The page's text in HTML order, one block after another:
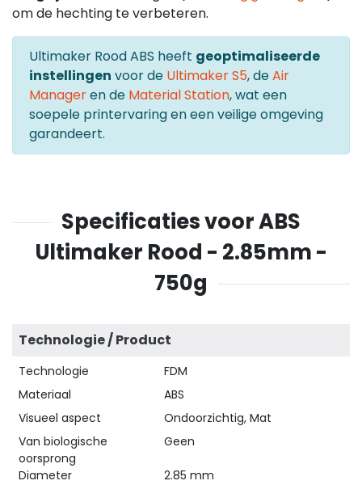
om de hechting te verbeteren.
Ultimaker Rood ABS heeft geoptimaliseerde
instellingen voor de Ultimaker S5, deAir
Manageren de Material Station, wat een
soepele printervaring en een veilige omgeving
garandeert.
Specificaties voor ABS
Ultimaker Rood - 2.85mm -
750g
Technologie / Product
Technologie
FDM
Materiaal
ABS
Visueel aspect
Ondoorzichtig, Mat
Van biologische
oorsprong
Geen
Diameter
2.85 mm